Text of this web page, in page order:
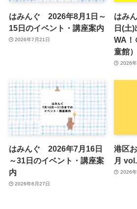
はみんぐ 2026年8月1日～
15日のイベント・講座案内
2026年7月21日
はみ
日(土
WA！
童館
2026
はみんぐ 2026年7月16日
～31日のイベント・講座案
内
2026年6月27日
港区
月
2026